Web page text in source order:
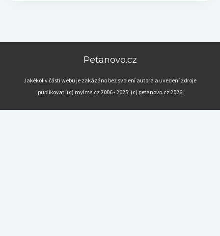
Peťanovo.cz
Jakékoliv části webu je zakázáno bez svolení autora a uvedení zdroje
publikovat! (c) mylms.cz 2006 - 2025; (c) petanovo.cz 2026